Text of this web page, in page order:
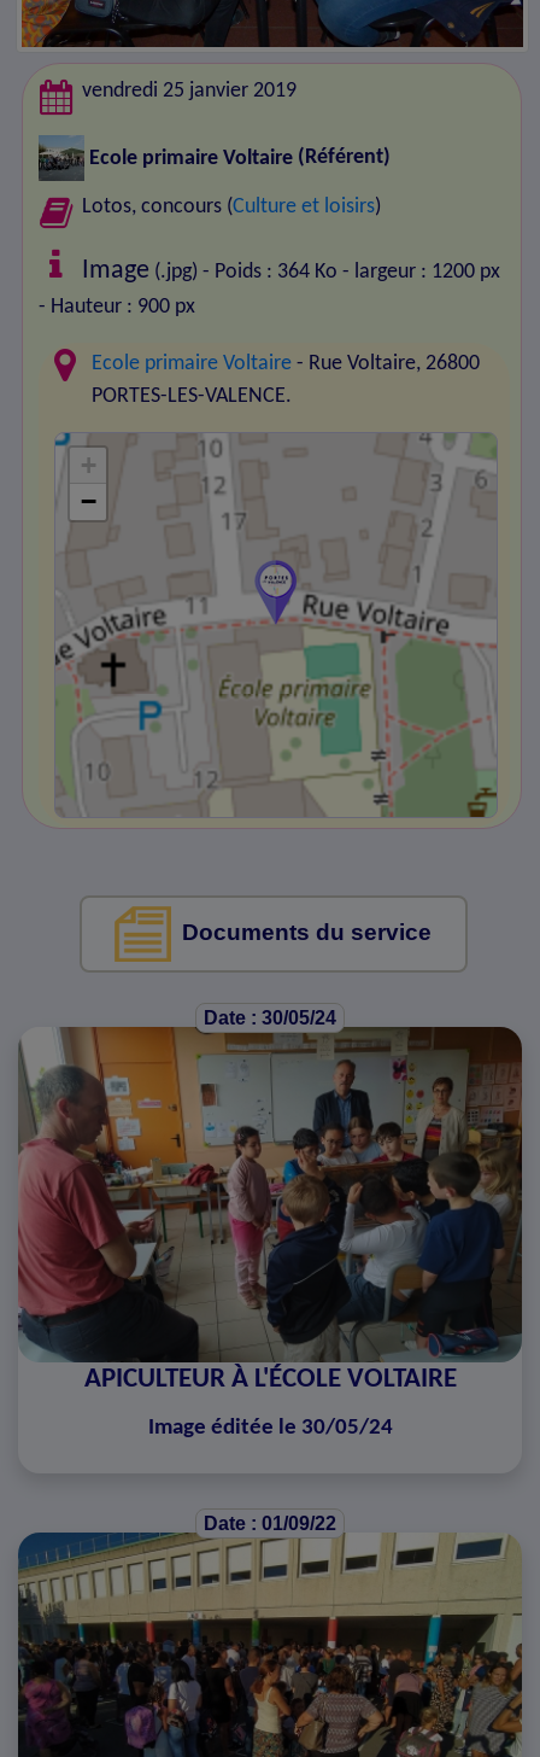
vendredi 25 janvier 2019
Ecole primaire Voltaire (Référent)
Lotos, concours (Culture et loisirs)
Image (.jpg) - Poids : 364 Ko - largeur : 1200 px
- Hauteur : 900 px
Ecole primaire Voltaire - Rue Voltaire, 26800
PORTES-LES-VALENCE.
+
−
Documents du service
Date : 30/05/24
APICULTEUR À L'ÉCOLE VOLTAIRE
Image éditée le 30/05/24
Date : 01/09/22